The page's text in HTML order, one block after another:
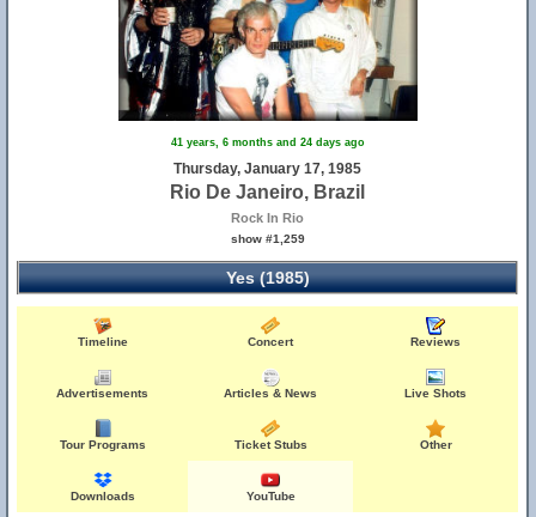
41 years, 6 months and 24 days ago
Thursday, January 17, 1985
Rio De Janeiro, Brazil
Rock In Rio
show #1,259
Yes (1985)
Timeline Concert Reviews
Advertisements Articles & News Live Shots
Tour Programs Ticket Stubs Other
Downloads YouTube